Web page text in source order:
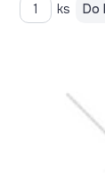
ks Do